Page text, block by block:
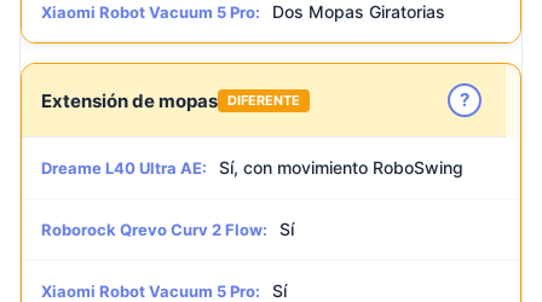
Xiaomi Robot Vacuum 5 Pro: Dos Mopas Giratorias
Extensión de mopas DIFERENTE ?
Dreame L40 Ultra AE: Sí, con movimiento RoboSwing
Roborock Qrevo Curv 2 Flow: Sí
Xiaomi Robot Vacuum 5 Pro: Sí